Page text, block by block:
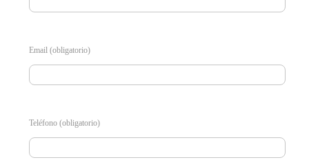
Email (obligatorio)
Teléfono (obligatorio)